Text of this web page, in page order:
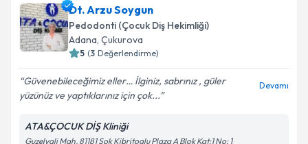
için bir takvim hazırlandığında e-posta ile
bilgilendireceğiz.
E-posta Adresiniz
Kişisel verilerimin işlenmesine ilişkin
Metni'ni okudum ve kişisel verilerimin belirtilen
Dt. Arzu Soygun
Pedodonti (Çocuk Diş Hekimliği)
Adana, Çukurova
5 (3 Değerlendirme)
Güvenebileceğimiz eller… İlginiz, sabrınız , güler
yüzünüz ve yaptıklarınız için çok...
Devamı
ATA&ÇOCUK DİŞ Kliniği
Guzelyali Mah. 81181 Sok Kibritoglu Plaza A Blok Kat:1 No: 1